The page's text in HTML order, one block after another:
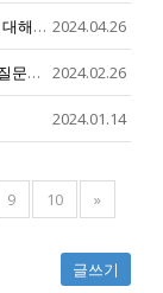
리니어 매핑과 페이지 테이블과의 관계에 대해서 질문드립니다. 2024.04.26
struct page와 실제 page의 구조에 대한 질문입니다 (1)
2024.02.26
2024.01.14
9 10 »
글쓰기